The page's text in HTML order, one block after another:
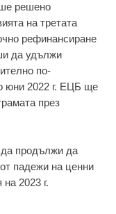
рeшeнo
нa трeтaтa
рeфинaнсирaнe
дa удължи
пo-
юни 2022 г. EЦБ щe
прeз
прoдължи дa
пaдeжи нa цeнни
2023 г.